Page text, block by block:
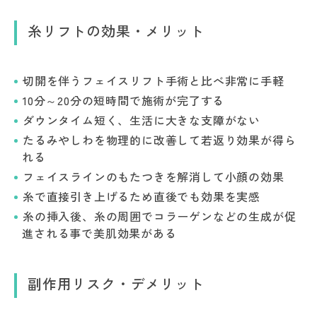
糸リフトの効果・メリット
切開を伴うフェイスリフト手術と比べ非常に手軽
10分～20分の短時間で施術が完了する
ダウンタイム短く、生活に大きな支障がない
たるみやしわを物理的に改善して若返り効果が得ら
れる
フェイスラインのもたつきを解消して小顔の効果
糸で直接引き上げるため直後でも効果を実感
糸の挿入後、糸の周囲でコラーゲンなどの生成が促
進される事で美肌効果がある
副作用リスク・デメリット